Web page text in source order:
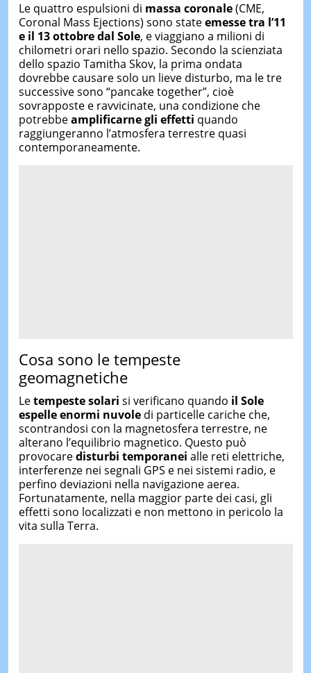
Le quattro espulsioni di massa coronale(CME,
Coronal Mass Ejections) sono stateemesse tra l’11
e il 13 ottobre dal Sole, e viaggiano a milioni di
chilometri orari nello spazio. Secondo la scienziata
dello spazio Tamitha Skov, la prima ondata
dovrebbe causare solo un lieve disturbo, ma le tre
successive sono “pancake together”, cioè
sovrapposte e ravvicinate, una condizione che
potrebbeamplificarne gli effetti quando
raggiungeranno l’atmosfera terrestre quasi
contemporaneamente.
Cosa sono le tempeste
geomagnetiche
Letempeste solari si verificano quando il Sole
espelle enormi nuvoledi particelle cariche che,
scontrandosi con la magnetosfera terrestre, ne
alterano l’equilibrio magnetico. Questo può
provocaredisturbi temporanei alle reti elettriche,
interferenze nei segnali GPS e nei sistemi radio, e
perfino deviazioni nella navigazione aerea.
Fortunatamente, nella maggior parte dei casi, gli
effetti sono localizzati e non mettono in pericolo la
vita sulla Terra.